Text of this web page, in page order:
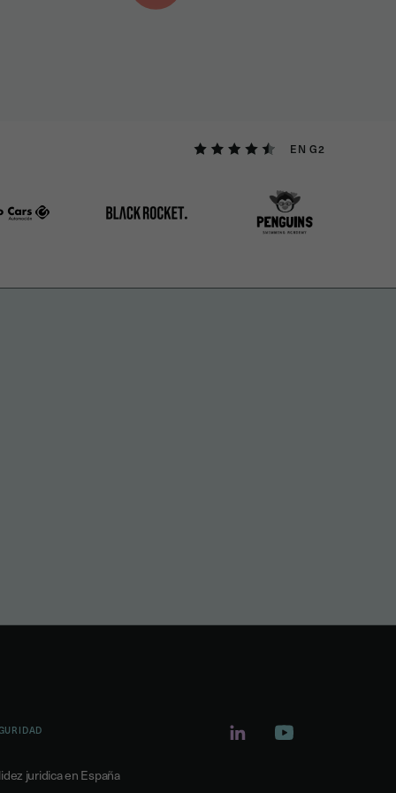
EN G2
juridica en España